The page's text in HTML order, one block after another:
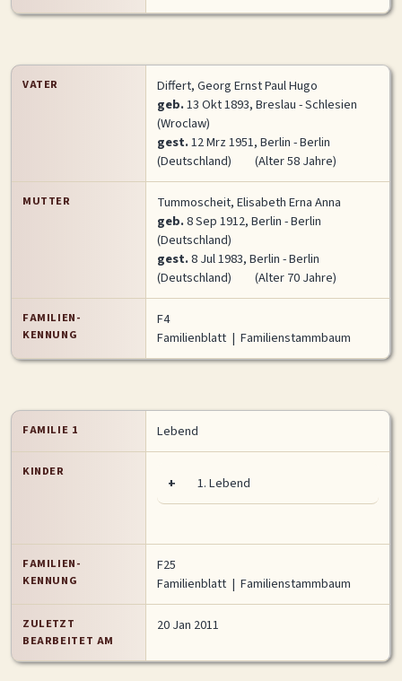
MITMACHEN
Lesezeichen Personendaten Senden
Benutzer-Login beantragen Forum
Deutsch English
VATER
Differt, Georg Ernst Paul Hugo
geb.13 Okt 1893, Breslau - Schlesien
(Wroclaw)
gest.12 Mrz 1951, Berlin - Berlin
(Deutschland)
(Alter 58 Jahre)
MUTTER
Tummoscheit, Elisabeth Erna Anna
geb.8 Sep 1912, Berlin - Berlin
(Deutschland)
gest.8 Jul 1983, Berlin - Berlin
(Deutschland)
(Alter 70 Jahre)
FAMILIEN-
KENNUNG
F4
Familienblatt | Familienstammbaum
FAMILIE 1 Lebend
KINDER
+ 1.Lebend
FAMILIEN-
KENNUNG
F25
Familienblatt | Familienstammbaum
ZULETZT
BEARBEITET AM
20 Jan 2011